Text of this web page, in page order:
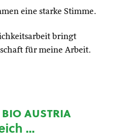
eine starke Stimme.
bringt
für meine Arbeit.
bio austria
…